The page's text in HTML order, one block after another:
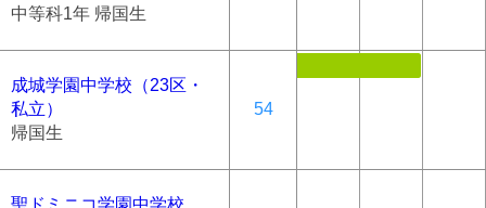
中等科1年 帰国生
成城学園中学校（23区・
私立）
帰国生
54
聖ドミニコ学園中学校